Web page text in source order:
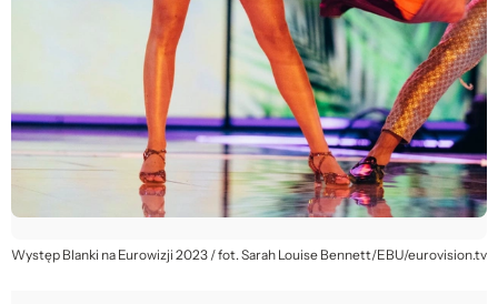
Występ Blanki na Eurowizji 2023 / fot. Sarah Louise Bennett/EBU/eurovision.tv